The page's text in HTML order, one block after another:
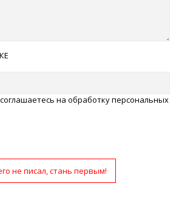
на обработку персональных
не писал, стань первым!